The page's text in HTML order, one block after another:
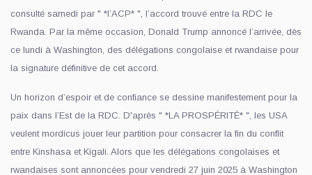
consulté samedi par " *l’ACP* ", l’accord trouvé entre la RDC le
Rwanda. Par la même occasion, Donald Trump annoncé l’arrivée, dès
ce lundi à Washington, des délégations congolaise et rwandaise pour
la signature définitive de cet accord.
Un horizon d’espoir et de confiance se dessine manifestement pour la
paix dans l’Est de la RDC. D'après " *LA PROSPÉRITÉ* ", les USA
veulent mordicus jouer leur partition pour consacrer la fin du conflit
entre Kinshasa et Kigali. Alors que les délégations congolaises et
rwandaises sont annoncées pour vendredi 27 juin 2025 à Washington